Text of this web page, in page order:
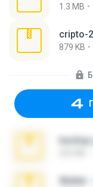
1.3 MB
cripto-
879 KB
Wallet